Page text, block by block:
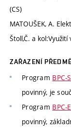
(CS)
MATOUŠEK, A.
Štoll,Č. a
ZAŘAZENÍ
Program BPC-
povinný, je
Program BPC-
povinný,